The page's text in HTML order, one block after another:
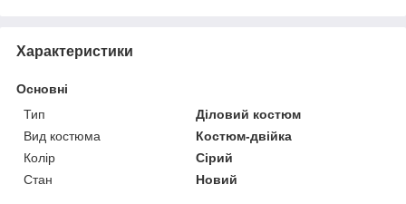
Характеристики
Основні
Тип
Діловий костюм
Вид костюма
Костюм-двійка
Колір
Сірий
Стан
Новий